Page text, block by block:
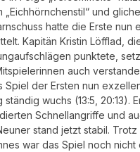
„Eichhörnchenstil“ und
hatte die Erste nun
Kapitän Kristin Löfflad,
punktete,
auch
Spiel der Ersten nun
ständig wuchs (13:5, 20:13).
Schnellangriffe und
stand jetzt stabil. Trotz
war das Spiel noch nicht